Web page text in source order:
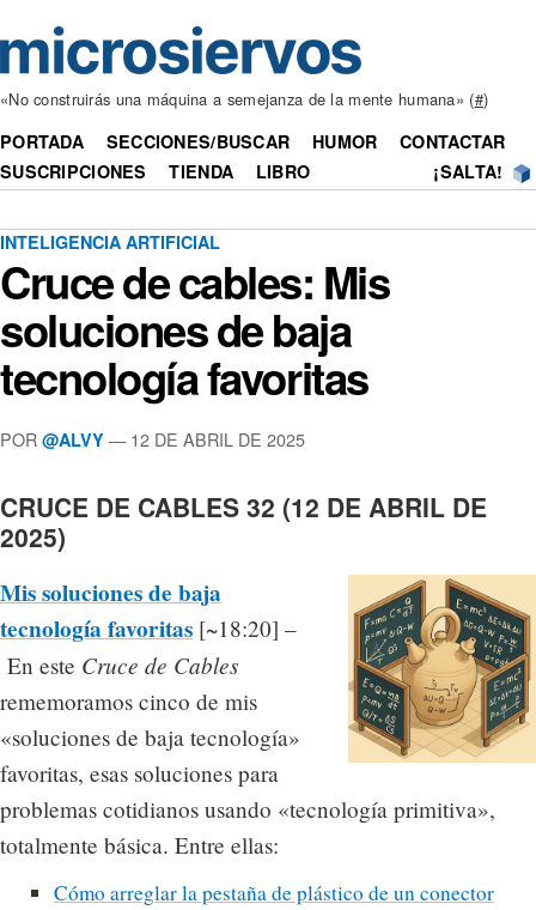
«No construirás una máquina a semejanza de la mente humana» (#)
PORTADA SECCIONES/BUSCAR HUMOR
CONTACTAR
SUSCRIPCIONES
TIENDA LIBRO ¡SALTA!
INTELIGENCIA ARTIFICIAL
Cruce de cables: Mis
soluciones de baja
tecnología favoritas
POR @ALVY — 12 DE ABRIL DE 2025
CRUCE DE CABLES 32 (12 DE ABRIL DE
2025)
Mis soluciones de baja
tecnología favoritas [~18:20] –
En este Cruce de Cables
rememoramos cinco de mis
«soluciones de baja tecnología»
favoritas, esas soluciones para
problemas cotidianos usando «tecnología primitiva»,
totalmente básica. Entre ellas:
Cómo arreglar la pestaña de plástico de un conector